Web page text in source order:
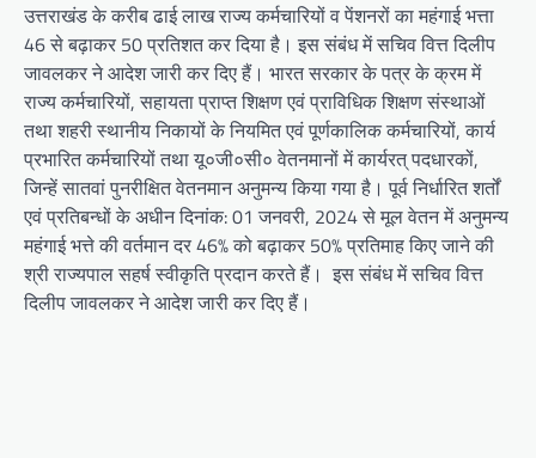
उत्तराखंड के करीब ढाई लाख राज्य कर्मचारियों व पेंशनरों का महंगाई भत्ता
46 से बढ़ाकर 50 प्रतिशत कर दिया है। इस संबंध में सचिव वित्त दिलीप
जावलकर ने आदेश जारी कर दिए हैं। भारत सरकार के पत्र के क्रम में
राज्य कर्मचारियों, सहायता प्राप्त शिक्षण एवं प्राविधिक शिक्षण संस्थाओं
तथा शहरी स्थानीय निकायों के नियमित एवं पूर्णकालिक कर्मचारियों, कार्य
प्रभारित कर्मचारियों तथा यू०जी०सी० वेतनमानों में कार्यरत् पदधारकों,
जिन्हें सातवां पुनरीक्षित वेतनमान अनुमन्य किया गया है।‌ पूर्व निर्धारित शर्तों
एवं प्रतिबन्धों के अधीन दिनांक: 01 जनवरी, 2024 से मूल वेतन में अनुमन्य
महंगाई भत्ते की वर्तमान दर 46% को बढ़ाकर 50% प्रतिमाह किए जाने की
श्री राज्यपाल सहर्ष स्वीकृति प्रदान करते हैं। इस संबंध में सचिव वित्त
दिलीप जावलकर ने आदेश जारी कर दिए हैं।